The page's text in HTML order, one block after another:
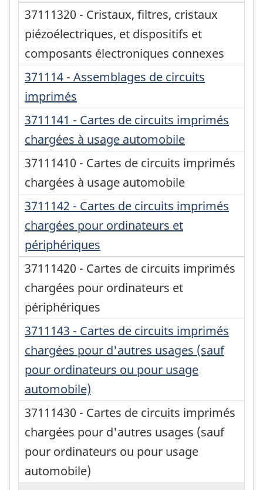
37111320 - Cristaux, filtres, cristaux
piézoélectriques, et dispositifs et
composants électroniques connexes
371114 - Assemblages de circuits
imprimés
3711141 - Cartes de circuits imprimés
chargées à usage automobile
37111410 - Cartes de circuits imprimés
chargées à usage automobile
3711142 - Cartes de circuits imprimés
chargées pour ordinateurs et
périphériques
37111420 - Cartes de circuits imprimés
chargées pour ordinateurs et
périphériques
3711143 - Cartes de circuits imprimés
chargées pour d'autres usages (sauf
pour ordinateurs ou pour usage
automobile)
37111430 - Cartes de circuits imprimés
chargées pour d'autres usages (sauf
pour ordinateurs ou pour usage
automobile)